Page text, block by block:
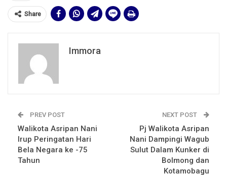
Share
Immora
PREV POST
Walikota Asripan Nani
Irup Peringatan Hari
Bela Negara ke -75
Tahun
NEXT POST
Pj Walikota Asripan
Nani Dampingi Wagub
Sulut Dalam Kunker di
Bolmong dan
Kotamobagu